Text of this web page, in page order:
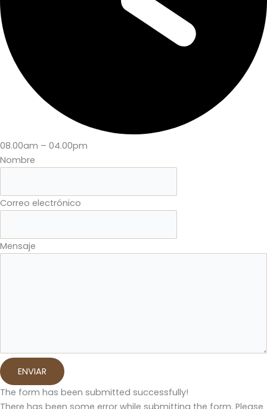
08.00am – 04.00pm
Nombre
Correo electrónico
Mensaje
ENVIAR
The form has been submitted successfully!